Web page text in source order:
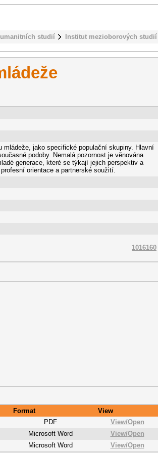
studií Institut mezioborových studií
mládeže, jako specifické populační skupiny. Hlavní
podoby. Nemalá pozornost je věnována
generace, které se týkají jejich perspektiv a
orientace a partnerské soužití.
1016160
Format
View
PDF View/Open
Microsoft Word View/Open
Microsoft Word View/Open